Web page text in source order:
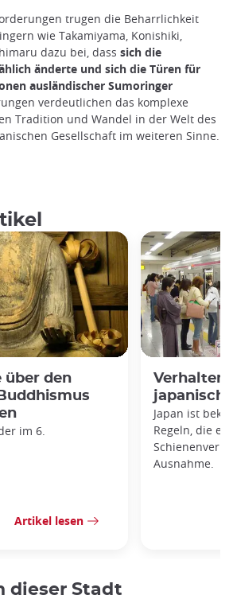
trugen die Beharrlichkeit
wie Takamiyama, Konishiki,
dazu bei, dass sich die
änderte und sich die Türen für
ausländischer Sumoringer
verdeutlichen das komplexe
Tradition und Wandel in der Welt des
Gesellschaft im weiteren Sinne.
über den
im 6.
Artikel lesen
Japan ist
Regeln, die
Ausnahme.
dieser Stadt